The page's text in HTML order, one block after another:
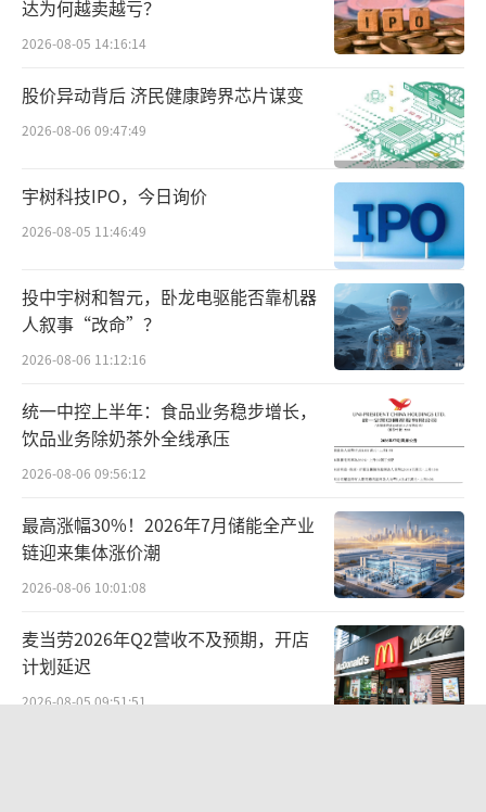
网、培训网、备件网等“三网”。目前，京东
服务的自营服务中心已覆盖全国超50城，未来2
年还计划建设超8000个。京东服务已通过多个
培训中心，为数十万工程师提供岗位培训认
证。此外，京东服务还在全国构建多级基地
仓、区域仓及站点前置仓，保障服务备件放在
离消费者最近的地方。
高品质服务离不开专业人才的培养。目
前，京东已构建了“京工巧匠”工程师培养体
系，涵盖“收入有保障、激励有力度、成长有
通道”全周期，并计划在全国构建10大培训中
心，为上万名工程师全方位提升“多面手”复
合服务能力，让蓝领工人拥有更多发展可能。
师，全面覆盖机器人、智能家居售后维修等各
类服务，通过完整的职业培训体系，让更
多“京工巧匠”成为蓝领“多面手”。
辑：zx0600）
达为何越卖越亏？
2026-08-05 14:16:14
股价异动背后 济民健康跨界芯片谋变
2026-08-06 09:47:49
宇树科技IPO，今日询价
2026-08-05 11:46:49
投中宇树和智元，卧龙电驱能否靠机器
人叙事“改命”？
2026-08-06 11:12:16
统一中控上半年：食品业务稳步增长，
饮品业务除奶茶外全线承压
2026-08-06 09:56:12
最高涨幅30%！2026年7月储能全产业
链迎来集体涨价潮
2026-08-06 10:01:08
麦当劳2026年Q2营收不及预期，开店
计划延迟
2026-08-05 09:51:51